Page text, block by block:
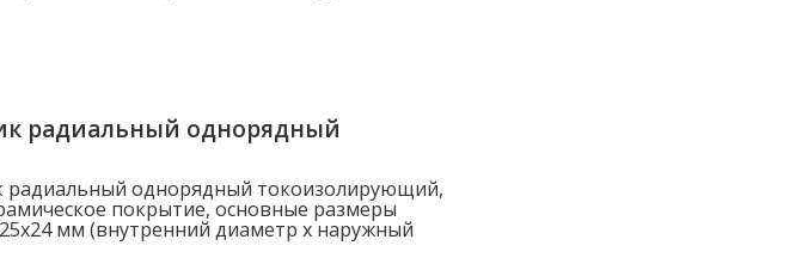
радиальный однорядный
радиальный однорядный токоизолирующий,
покрытие, основные размеры
мм (внутренний диаметр x наружный